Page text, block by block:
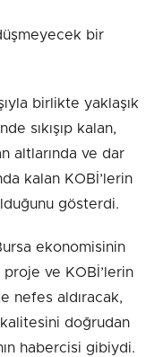
bir
birlikte yaklaşık
sıkışıp kalan,
altlarında ve dar
kalan KOBİ’lerin
gösterdi.
ekonomisinin
proje ve KOBİ’lerin
nefes aldıracak,
doğrudan
habercisi gibiydi.